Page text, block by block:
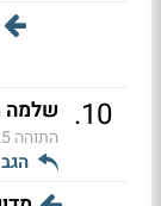
10
. שלמה
התוהה